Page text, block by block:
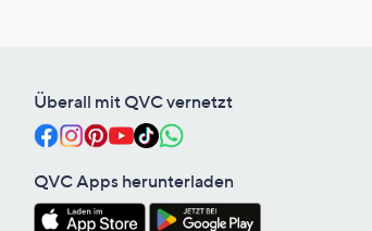
Überall mit QVC vernetzt
QVC Apps herunterladen